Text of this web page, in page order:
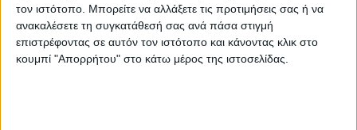
τον ιστότοπο. Μπορείτε να αλλάξετε τις προτιμήσεις σας ή να
ανακαλέσετε τη συγκατάθεσή σας ανά πάσα στιγμή
επιστρέφοντας σε αυτόν τον ιστότοπο και κάνοντας κλικ στο
κουμπί "Απορρήτου" στο κάτω μέρος της ιστοσελίδας.
συμπολίτες μας. Το γεγονός αυτό μας ικανοποιεί,
αλλά δεν μας εφησυχάζει. Στόχος μας είναι να
εντείνουμε τις δράσεις μας και να φέρουμε ακόμα